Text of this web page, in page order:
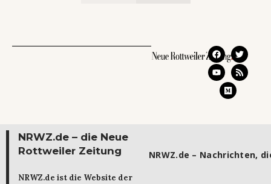
NRWZ.de – die Neue
Rottweiler Zeitung
NRWZ.de ist die Website der
NRWZ.de – Nachrichten,